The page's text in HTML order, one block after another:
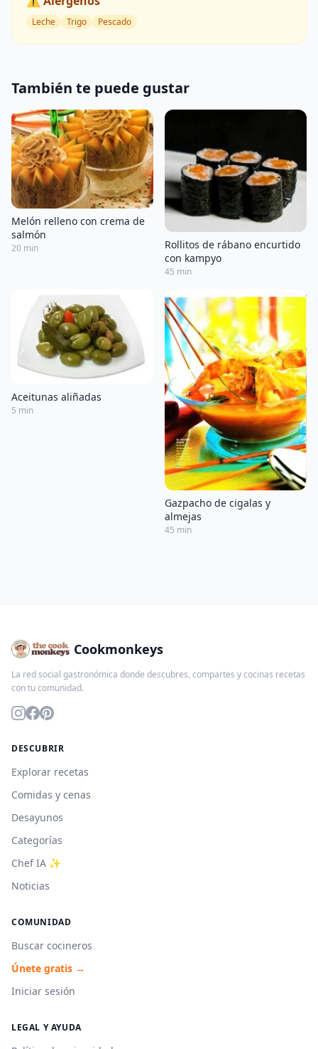
Leche Trigo Pescado
También te puede gustar
Melón relleno con crema de
salmón
20 min
Rollitos de rábano encurtido
con kampyo
45 min
Aceitunas aliñadas
5 min
Gazpacho de cigalas y
almejas
45 min
Cookmonkeys
La red social gastronómica donde descubres, compartes y cocinas recetas
con tu comunidad.
DESCUBRIR
Explorar recetas
Comidas y cenas
Desayunos
Categorías
Chef IA ✨
Noticias
COMUNIDAD
Buscar cocineros
Únete gratis →
Iniciar sesión
LEGAL Y AYUDA